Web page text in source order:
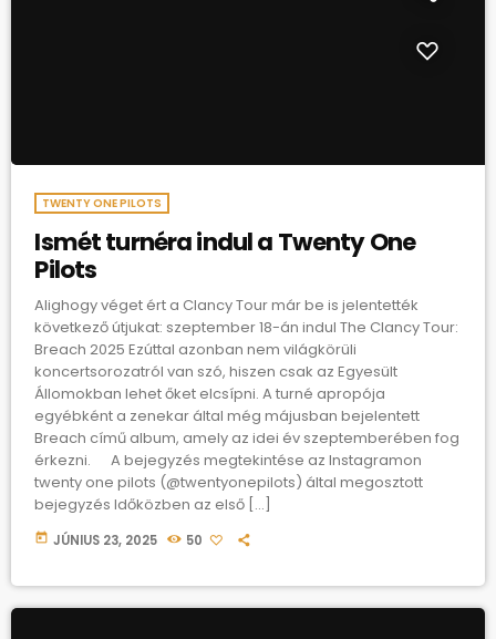
TWENTY ONE PILOTS
Ismét turnéra indul a Twenty One
Pilots
Alighogy véget ért a Clancy Tour már be is jelentették
következő útjukat: szeptember 18-án indul The Clancy Tour:
Breach 2025 Ezúttal azonban nem világkörüli
koncertsorozatról van szó, hiszen csak az Egyesült
Állomokban lehet őket elcsípni. A turné apropója
egyébként a zenekar által még májusban bejelentett
Breach című album, amely az idei év szeptemberében fog
érkezni. A bejegyzés megtekintése az Instagramon
twenty one pilots (@twentyonepilots) által megosztott
bejegyzés Időközben az első […]
today JÚNIUS 23, 2025 50